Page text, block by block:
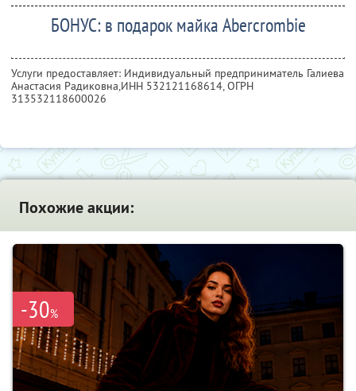
БОНУС: в подарок майка Abercrombie
Услуги предоставляет: Индивидуальный предприниматель Галиева
Анастасия Радиковна,ИНН 532121168614, ОГРН
313532118600026
Похожие акции:
-30%